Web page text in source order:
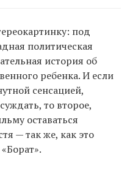
под
политическая
история об
ребенка. И если
сенсацией,
то второе,
оставаться
— так же, как это